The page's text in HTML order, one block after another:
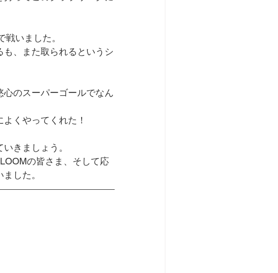
いました。
、また取られるというシ
のスーパーゴールでなん
くやってくれた！
きましょう。
の皆さま、そして応
した。